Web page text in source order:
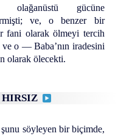
olağanüstü gücüne
ve, o benzer bir
fani olarak ölmeyi tercih
ve o — Baba’nın iradesini
olarak ölecekti.
söyleyen bir biçimde,